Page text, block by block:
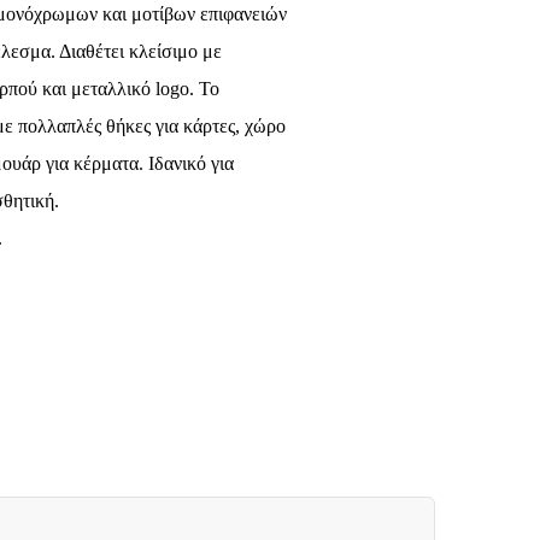
και μοτίβων επιφανειών
Διαθέτει κλείσιμο με
και μεταλλικό logo. Το
πολλαπλές θήκες για κάρτες, χώρο
για κέρματα. Ιδανικό για